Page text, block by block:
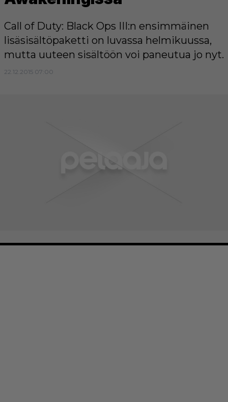
Call of Duty: Black Ops III:n ensimmäinen
lisäsisältöpaketti on luvassa helmikuussa,
mutta uuteen sisältöön voi paneutua jo nyt.
22.12.2015 07:00